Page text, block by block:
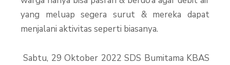
yang meluap segera surut & mereka dapat
menjalani aktivitas seperti biasanya.
Sabtu, 29 Oktober 2022 SDS Bumitama KBAS